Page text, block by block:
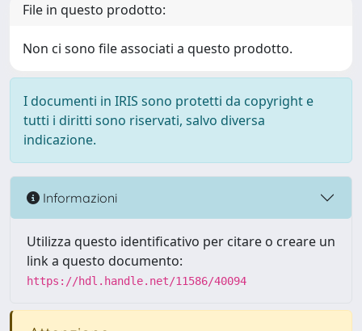
File in questo prodotto:
Non ci sono file associati a questo prodotto.
I documenti in IRIS sono protetti da copyright e
tutti i diritti sono riservati, salvo diversa
indicazione.
Informazioni
Utilizza questo identificativo per citare o creare un
link a questo documento:
https://hdl.handle.net/11586/40094